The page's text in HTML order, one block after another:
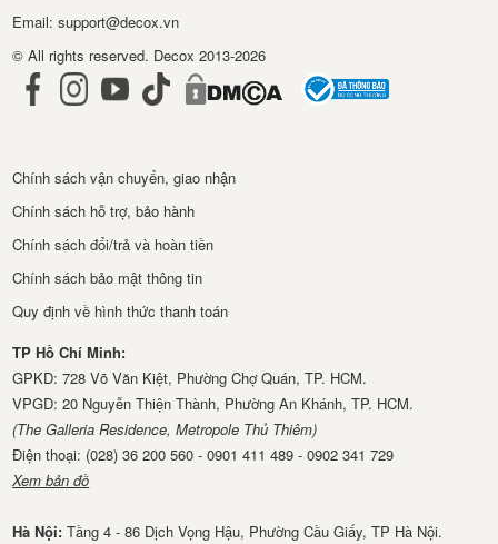
Email: support@decox.vn
© All rights reserved. Decox 2013-2026
Chính sách vận chuyển, giao nhận
Chính sách hỗ trợ, bảo hành
Chính sách đổi/trả và hoàn tiền
Chính sách bảo mật thông tin
Quy định về hình thức thanh toán
TP Hồ Chí Minh:
GPKD: 728 Võ Văn Kiệt, Phường Chợ Quán, TP. HCM.
VPGD: 20 Nguyễn Thiện Thành, Phường An Khánh, TP. HCM.
(The Galleria Residence, Metropole Thủ Thiêm)
Điện thoại: (028) 36 200 560 - 0901 411 489 - 0902 341 729
Xem bản đồ
Hà Nội:Tầng 4 - 86 Dịch Vọng Hậu, Phường Cầu Giấy, TP Hà Nội.